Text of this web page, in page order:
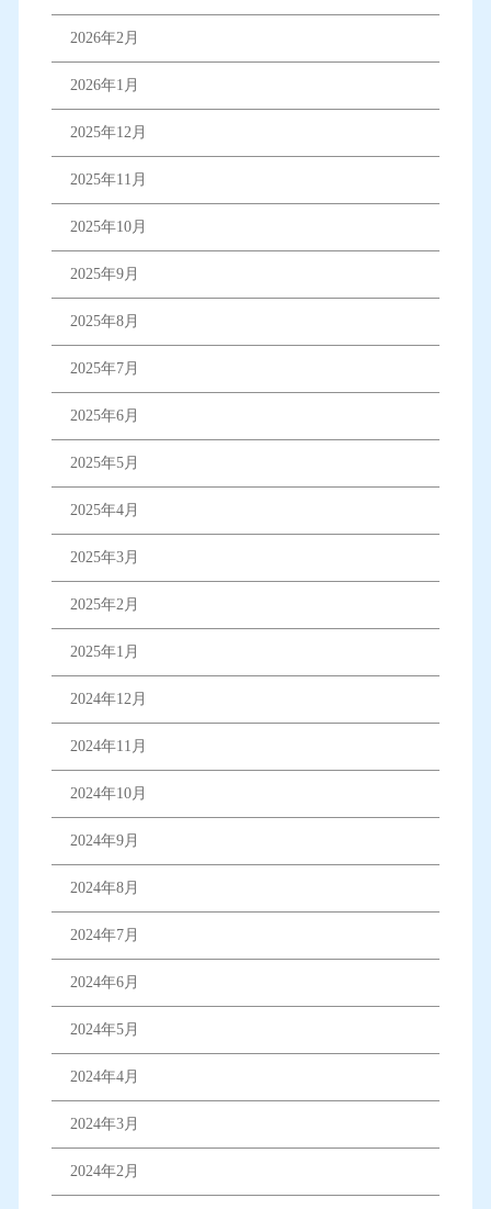
2026年2月
2026年1月
2025年12月
2025年11月
2025年10月
2025年9月
2025年8月
2025年7月
2025年6月
2025年5月
2025年4月
2025年3月
2025年2月
2025年1月
2024年12月
2024年11月
2024年10月
2024年9月
2024年8月
2024年7月
2024年6月
2024年5月
2024年4月
2024年3月
2024年2月